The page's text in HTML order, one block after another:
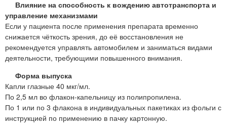
Влияние на способность к вождению автотранспорта и
управление механизмами
Если у пациента после применения препарата временно
снижается чёткость зрения, до её восстановления не
рекомендуется управлять автомобилем и заниматься видами
деятельности, требующими повышенного внимания.
Форма выпуска
Капли глазные 40 мкг/мл.
По 2,5 мл во флакон-капельницу из полипропилена.
По 1 или по 3 флакона в индивидуальных пакетиках из фольги с
инструкцией по применению в пачку картонную.